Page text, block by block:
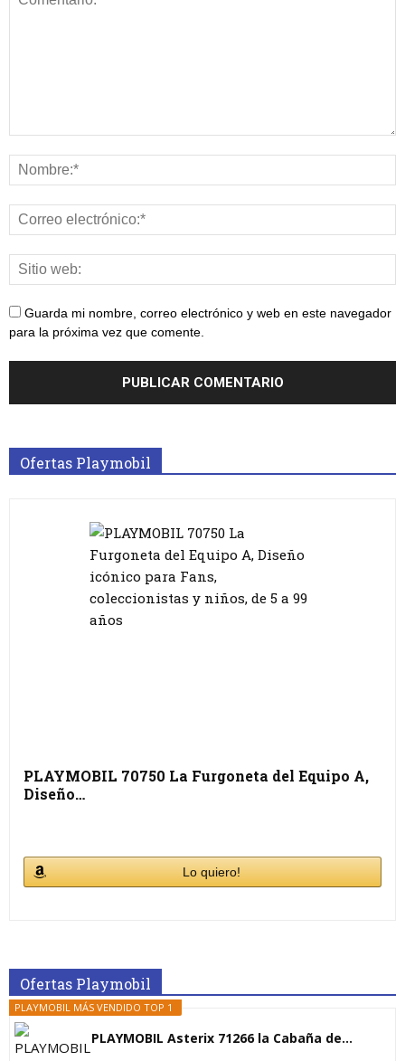
Guarda mi nombre, correo electrónico y web en este navegador
para la próxima vez que comente.
Ofertas Playmobil
PLAYMOBIL 70750 La Furgoneta del Equipo A,
Diseño…
Lo quiero!
Ofertas Playmobil
PLAYMOBIL MÁS VENDIDO TOP 1
PLAYMOBIL Asterix 71266 la Cabaña de...